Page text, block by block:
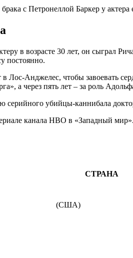
с Петронеллой Баркер у
в возрасте 30 лет, он сыграл
постоянно.
в Лос-Анджелес, чтобы завоевать
а через пять лет – за роль
серийного убийцы-каннибала
канала НВО в «Западный мир».
СТРАНА
(США)